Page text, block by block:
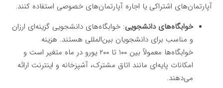
آپارتمان‌های اشتراکی یا اجاره آپارتمان‌های خصوصی استفاده کنند.
خوابگاه‌های دانشجویی: خوابگاه‌های دانشجویی گزینه‌ای ارزان
و مناسب برای دانشجویان بین‌المللی هستند. هزینه
خوابگاه‌ها معمولاً بین ۱۰۰ تا ۲۰۰ یورو در ماه متغیر است و
امکانات پایه‌ای مانند اتاق مشترک، آشپزخانه و اینترنت ارائه
می‌دهند.